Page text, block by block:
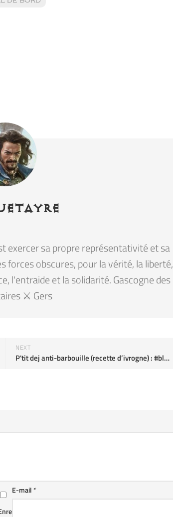
exercer sa propre représentativité et sa
obscures, pour la vérité, la liberté,
l'entraide et la solidarité. Gascogne des
⚔️ Gers
NEXT
P'tit dej anti-barbouille (recette d’ivrogne) : #bloodymary au levé
E-mail*